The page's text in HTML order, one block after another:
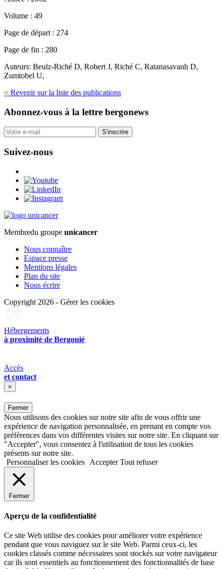
Volume : 49
Page de départ : 274
Page de fin : 280
Auteurs: Beulz-Riché D, Robert J, Riché C, Ratanasavanh D,
Zumtobel U,
< Revenir sur la liste des publications
Abonnez-vous à la lettre bergonews
S'inscrire
Suivez-nous
Membredu groupe unicancer
Nous connaître
Espace presse
Mentions légales
Plan du site
Nous écrire
Copyright 2026 - Gérer les cookies
Hébergements
à proximité de Bergonié
Accès
et contact
×
Fermer
Nous utilisons des cookies sur notre site afin de vous offrir une
expérience de navigation personnalisée, en prenant en compte vos
préférences dans vos différentes visites sur notre site. En cliquant sur
"Accepter", vous consentez à l'utilisation de tous les cookies
présents sur notre site.
Personnaliser les cookies
Accepter Tout refuser
Fermer
Aperçu de la confidentialité
Ce site Web utilise des cookies pour améliorer votre expérience
pendant que vous naviguez sur le site Web. Parmi ceux-ci, les
cookies classés comme nécessaires sont stockés sur votre navigateur
car ils sont essentiels au fonctionnement des fonctionnalités de base